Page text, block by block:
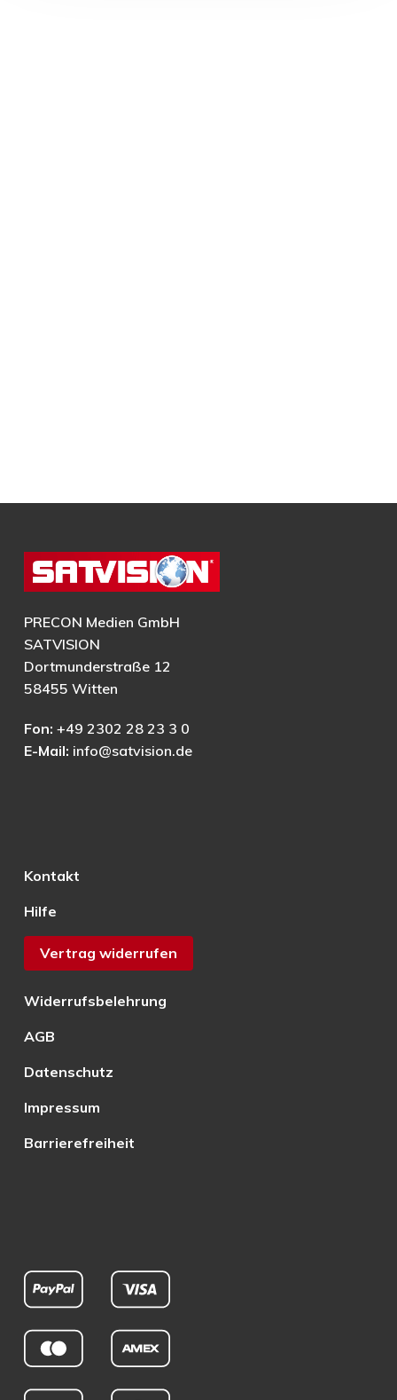
PRECON Medien GmbH
SATVISION
Dortmunderstraße 12
58455 Witten
Fon: +49 2302 28 23 3 0
E-Mail: info@satvision.de
Kontakt
Hilfe
Vertrag widerrufen
Widerrufsbelehrung
AGB
Datenschutz
Impressum
Barrierefreiheit